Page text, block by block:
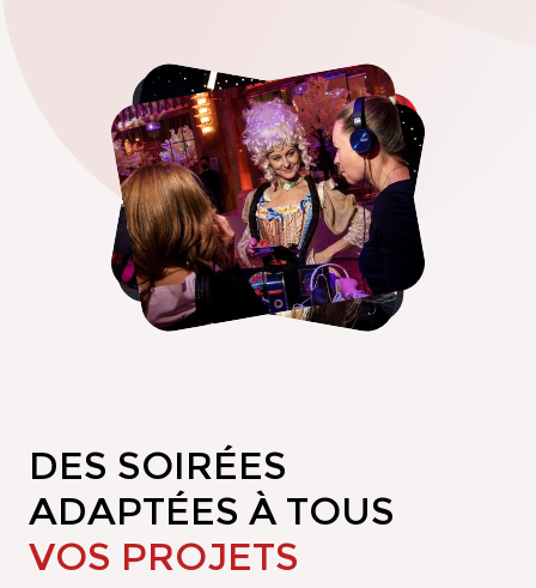
DES SOIRÉES
ADAPTÉES À TOUS
VOS PROJETS